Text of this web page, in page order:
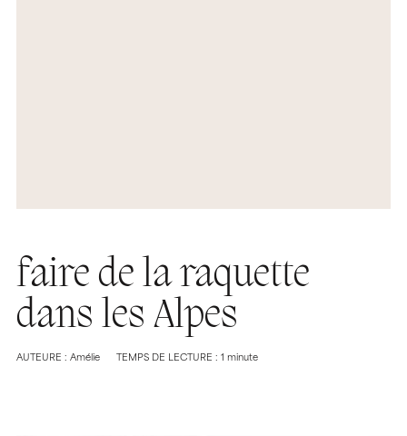
faire de la raquette
dans les Alpes
AUTEURE : Amélie TEMPS DE LECTURE : 1 minute